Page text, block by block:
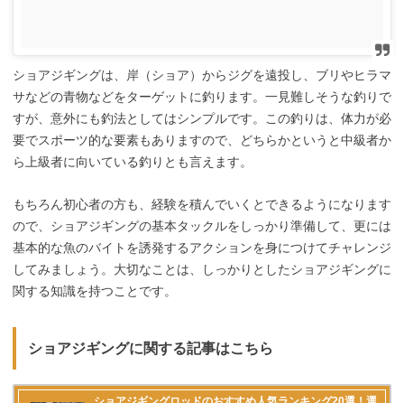
ショアジギングは、岸（ショア）からジグを遠投し、ブリやヒラマ
サなどの青物などをターゲットに釣ります。一見難しそうな釣りで
すが、意外にも釣法としてはシンプルです。この釣りは、体力が必
要でスポーツ的な要素もありますので、どちらかというと中級者か
ら上級者に向いている釣りとも言えます。
もちろん初心者の方も、経験を積んでいくとできるようになります
ので、ショアジギングの基本タックルをしっかり準備して、更には
基本的な魚のバイトを誘発するアクションを身につけてチャレンジ
してみましょう。大切なことは、しっかりとしたショアジギングに
関する知識を持つことです。
ショアジギングに関する記事はこちら